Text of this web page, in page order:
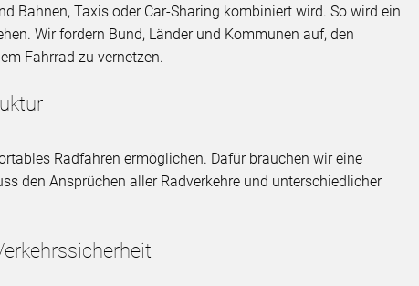
Bahnen, Taxis oder Car-Sharing kombiniert wird. So wird ein
Wir fordern Bund, Länder und Kommunen auf, den
Fahrrad zu vernetzen.
Radfahren ermöglichen. Dafür brauchen wir eine
den Ansprüchen aller Radverkehre und unterschiedlicher